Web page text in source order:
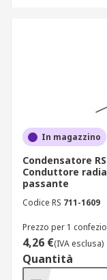
In magazzino
Condensatore RS
Conduttore
passante
Codice RS 711-1609
Prezzo per 1
4,26 €(IVA esclusa)
Quantità